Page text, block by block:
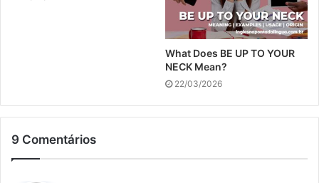
What Does BE UP TO YOUR
NECK Mean?
22/03/2026
9 Comentários